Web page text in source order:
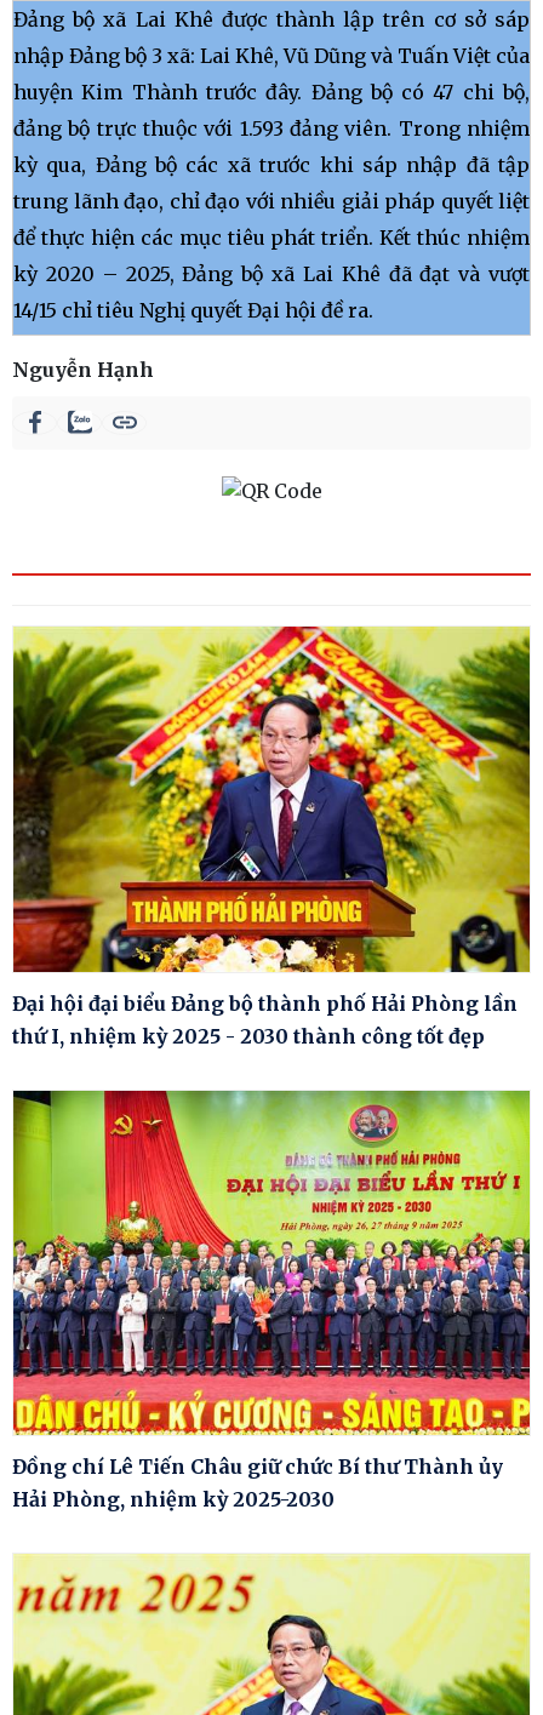
Đảng bộ xã Lai Khê được thành lập trên cơ sở sáp
nhập Đảng bộ 3 xã: Lai Khê, Vũ Dũng và Tuấn Việt của
huyện Kim Thành trước đây. Đảng bộ có 47 chi bộ,
đảng bộ trực thuộc với 1.593 đảng viên. Trong nhiệm
kỳ qua, Đảng bộ các xã trước khi sáp nhập đã tập
trung lãnh đạo, chỉ đạo với nhiều giải pháp quyết liệt
để thực hiện các mục tiêu phát triển. Kết thúc nhiệm
kỳ 2020 – 2025, Đảng bộ xã Lai Khê đã đạt và vượt
14/15 chỉ tiêu Nghị quyết Đại hội đề ra.
Nguyễn Hạnh
Đại hội đại biểu Đảng bộ thành phố Hải Phòng lần
thứ I, nhiệm kỳ 2025 - 2030 thành công tốt đẹp
Đồng chí Lê Tiến Châu giữ chức Bí thư Thành ủy
Hải Phòng, nhiệm kỳ 2025-2030